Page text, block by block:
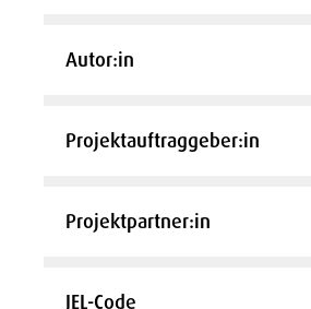
Autor:in
Projektauftraggeber:in
Projektpartner:in
JEL-Code